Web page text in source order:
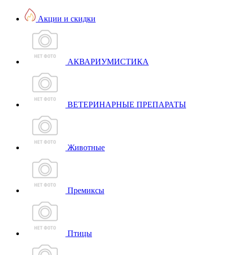
Акции и скидки
АКВАРИУМИСТИКА
ВЕТЕРИНАРНЫЕ ПРЕПАРАТЫ
Животные
Премиксы
Птицы